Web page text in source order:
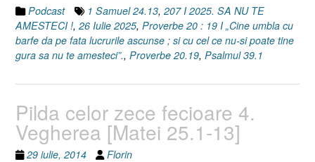
2025”
Podcast 1 Samuel 24.13, 207 I 2025. SA NU TE
AMESTECI !, 26 Iulie 2025, Proverbe 20 : 19 I „Cine umbla cu
barfe da pe fata lucrurile ascunse ; si cu cel ce nu-si poate tine
gura sa nu te amesteci”., Proverbe 20.19, Psalmul 39.1
Pilda celor zece fecioare 4.
Vegherea [Matei 25.1-13]
29 iulie, 2014 Florin